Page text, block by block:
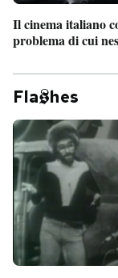
Il cinema italiano
problema di cui
Fla hes